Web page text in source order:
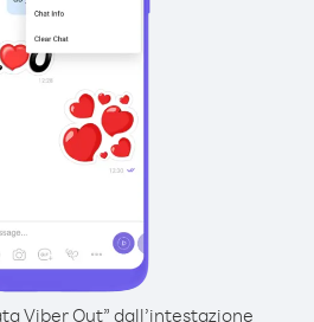
Viber Out” dall’intestazione